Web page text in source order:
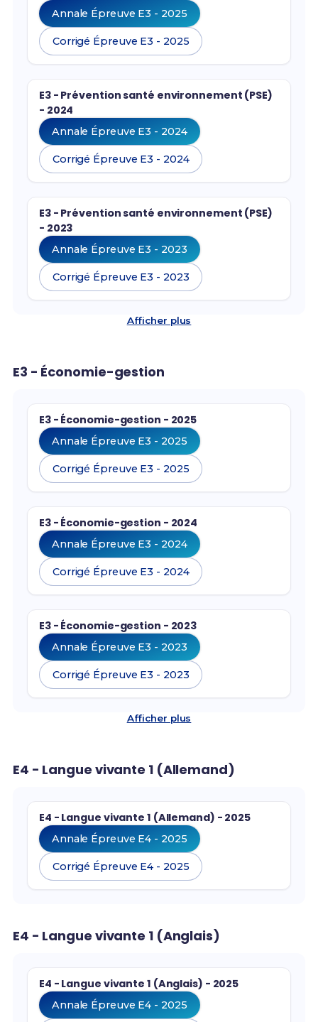
Annale Épreuve E3 - 2025
Corrigé Épreuve E3 - 2025
E3 - Prévention santé environnement (PSE)
- 2024
Annale Épreuve E3 - 2024
Corrigé Épreuve E3 - 2024
E3 - Prévention santé environnement (PSE)
- 2023
Annale Épreuve E3 - 2023
Corrigé Épreuve E3 - 2023
Afficher plus
E3 - Économie-gestion
E3 - Économie-gestion - 2025
Annale Épreuve E3 - 2025
Corrigé Épreuve E3 - 2025
E3 - Économie-gestion - 2024
Annale Épreuve E3 - 2024
Corrigé Épreuve E3 - 2024
E3 - Économie-gestion - 2023
Annale Épreuve E3 - 2023
Corrigé Épreuve E3 - 2023
Afficher plus
E4 - Langue vivante 1 (Allemand)
E4 - Langue vivante 1 (Allemand) - 2025
Annale Épreuve E4 - 2025
Corrigé Épreuve E4 - 2025
E4 - Langue vivante 1 (Anglais)
E4 - Langue vivante 1 (Anglais) - 2025
Annale Épreuve E4 - 2025